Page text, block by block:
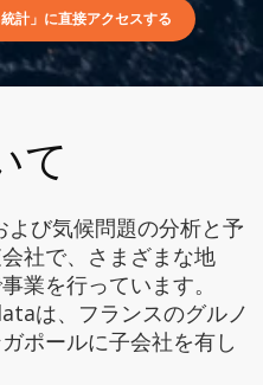
計」に直接アクセスする
て
び気候問題の分析と予
社で、さまざまな地
業を行っています。
は、フランスのグルノ
ポールに子会社を有し